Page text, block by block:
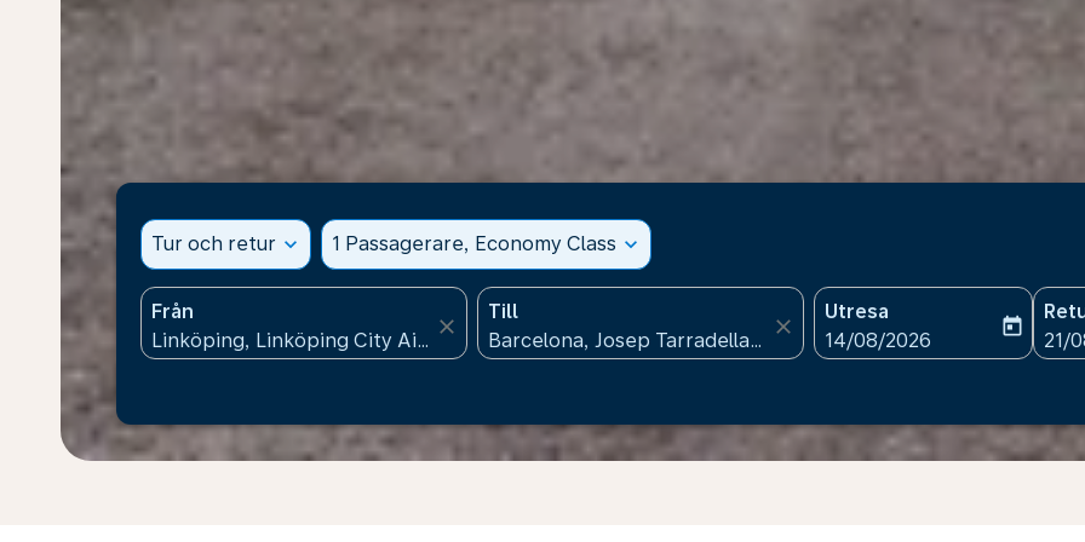
Tur och retur expand_more 1 Passagerare, Economy Class expand_more
Från
close
Till
close
Utresa
fc-booking-departure-
14/08/2026
today
fc-
21/